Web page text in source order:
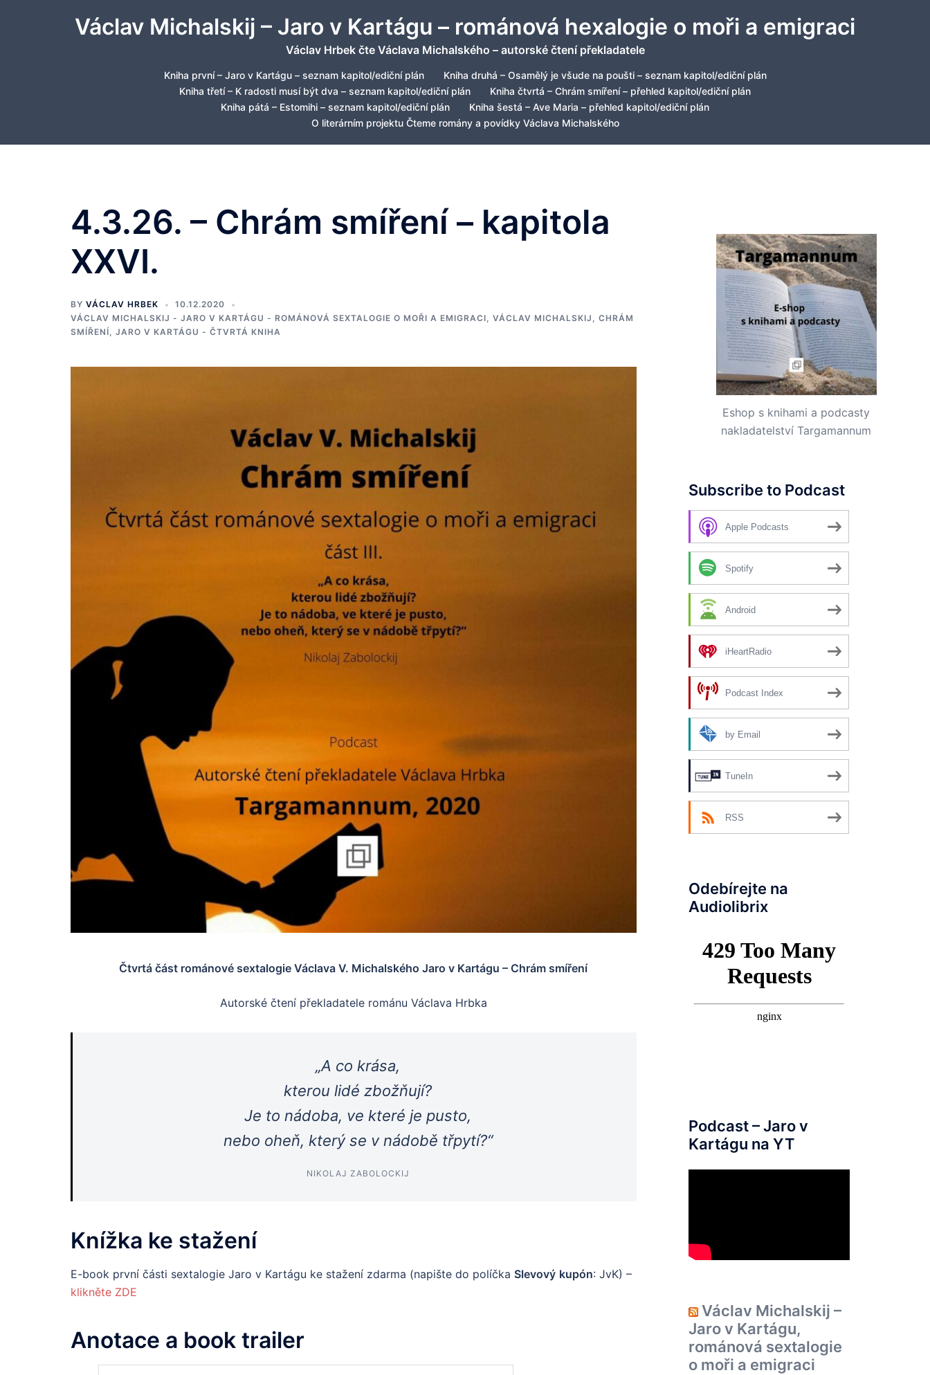
Václav Michalskij – Jaro v Kartágu – románová hexalogie o moři a emigraci
Václav Hrbek čte Václava Michalského – autorské čtení překladatele
Kniha první – Jaro v Kartágu – seznam kapitol/ediční plán
Kniha druhá – Osamělý je všude na poušti – seznam kapitol/ediční plán
Kniha třetí – K radosti musí být dva – seznam kapitol/ediční plán
Kniha čtvrtá – Chrám smíření – přehled kapitol/ediční plán
Kniha pátá – Estomihi – seznam kapitol/ediční plán
Kniha šestá – Ave Maria – přehled kapitol/ediční plán
O literárním projektu Čteme romány a povídky Václava Michalského
4.3.26. – Chrám smíření – kapitola
XXVI.
BY VÁCLAV HRBEK
10.12.2020
VÁCLAV MICHALSKIJ - JARO V KARTÁGU - ROMÁNOVÁ SEXTALOGIE O MOŘI A EMIGRACI, VÁCLAV MICHALSKIJ, CHRÁM
SMÍŘENÍ, JARO V KARTÁGU - ČTVRTÁ KNIHA
Čtvrtá část románové sextalogie Václava V. Michalského Jaro v Kartágu – Chrám smíření
Autorské čtení překladatele románu Václava Hrbka
„A co krása,
kterou lidé zbožňují?
Je to nádoba, ve které je pusto,
nebo oheň, který se v nádobě třpytí?“
NIKOLAJ ZABOLOCKIJ
Knížka ke stažení
E-book první části sextalogie Jaro v Kartágu ke stažení zdarma (napište do políčka Slevový kupón: JvK) –
klikněte ZDE
Anotace a book trailer
Eshop s knihami a podcasty
nakladatelství Targamannum
Subscribe to Podcast
Apple Podcasts
Spotify
Android
iHeartRadio
Podcast Index
by Email
TuneIn
RSS
Odebírejte na
Audiolibrix
Podcast – Jaro v
Kartágu na YT
Václav Michalskij –
Jaro v Kartágu,
románová sextalogie
o moři a emigraci